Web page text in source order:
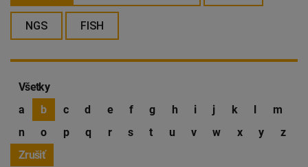
NGS FISH
Všetky
a
b c d e f g h i j k l
m
n
o p q r s t u v w x y
z
Zrušiť